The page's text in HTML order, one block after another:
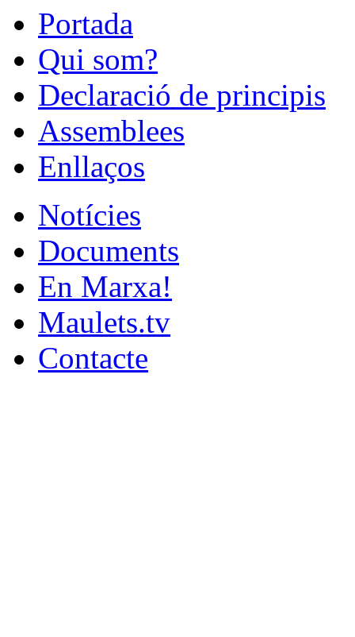
Portada
Qui som?
Declaració de principis
Assemblees
Enllaços
Notícies
Documents
En Marxa!
Maulets.tv
Contacte